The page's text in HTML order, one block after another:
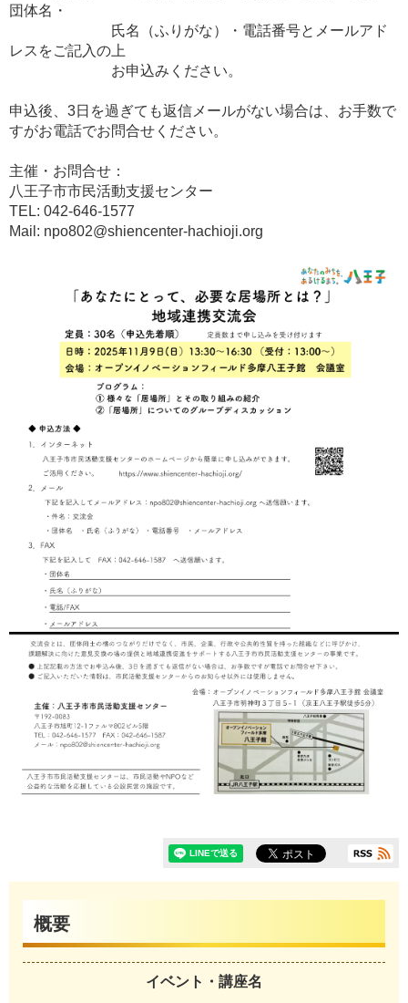
団体名・
氏名（ふりがな）・電話番号とメールアド
レスをご記入の上
お申込みください。
申込後、3日を過ぎても返信メールがない場合は、お手数で
すがお電話でお問合せください。
主催・お問合せ：
八王子市市民活動支援センター
TEL: 042-646-1577
Mail: npo802@shiencenter-hachioji.org
概要
イベント・講座名